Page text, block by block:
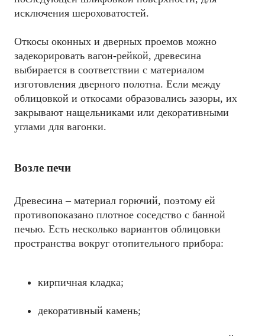
исключения шероховатостей.
Откосы оконных и дверных проемов можно
задекорировать вагон-рейкой, древесина
выбирается в соответствии с материалом
изготовления дверного полотна. Если между
облицовкой и откосами образовались зазоры, их
закрывают нащельниками или декоративными
углами для вагонки.
Возле печи
Древесина – материал горючий, поэтому ей
противопоказано плотное соседство с банной
печью. Есть несколько вариантов облицовки
пространства вокруг отопительного прибора:
кирпичная кладка;
декоративный камень;